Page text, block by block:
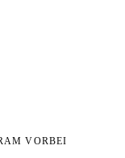
VORBEI